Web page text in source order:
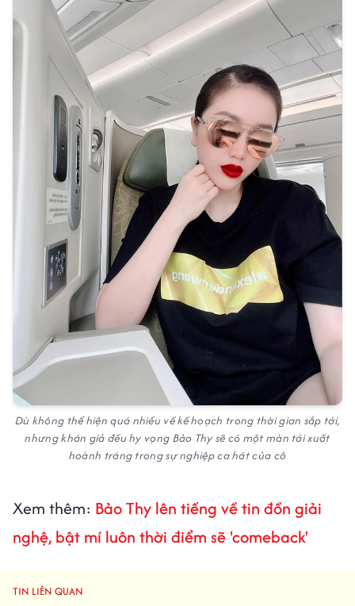
Dù không thể hiện quá nhiều về kế hoạch trong thời gian sắp tới,
nhưng khán giả đều hy vọng Bảo Thy sẽ có một màn tái xuất
hoành tráng trong sự nghiệp ca hát của cô
Xem thêm: Bảo Thy lên tiếng về tin đồn giải
nghệ, bật mí luôn thời điểm sẽ 'comeback'
TIN LIÊN QUAN